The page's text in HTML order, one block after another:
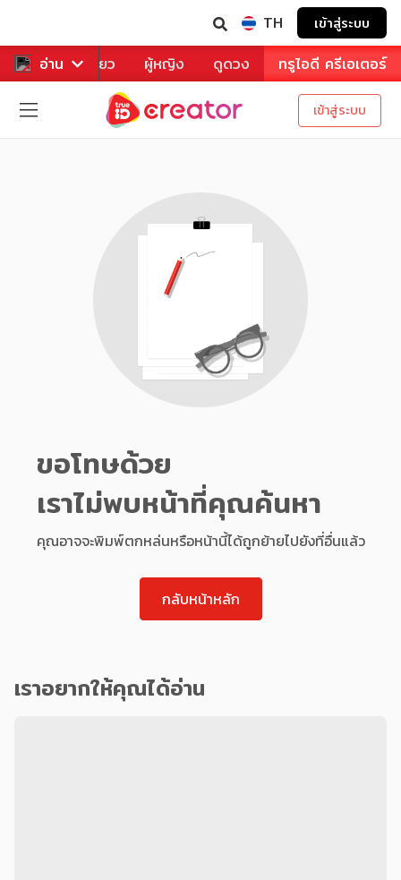
TH เข้าสู่ระบบ
อ่าน
หาร ท่องเที่ยว ผู้หญิง ดูดวง ทรูไอดี ครีเอเตอร์
เข้าสู่ระบบ
ขอโทษด้วย
เราไม่พบหน้าที่คุณค้นหา
คุณอาจจะพิมพ์ตกหล่นหรือหน้านี้ได้ถูกย้ายไปยังที่อื่นแล้ว
กลับหน้าหลัก
เราอยากให้คุณได้อ่าน